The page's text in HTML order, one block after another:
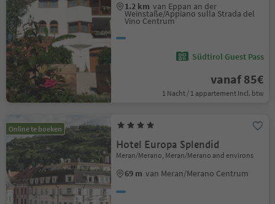
1.2 km van Eppan an der
Weinstaße/Appiano sulla Strada del
Vino Centrum
Südtirol Guest Pass
vanaf 85€
1 Nacht / 1 appartement Incl. btw
Online te boeken
Hotel Europa Splendid
Meran/Merano, Meran/Merano and environs
69 m van Meran/Merano Centrum